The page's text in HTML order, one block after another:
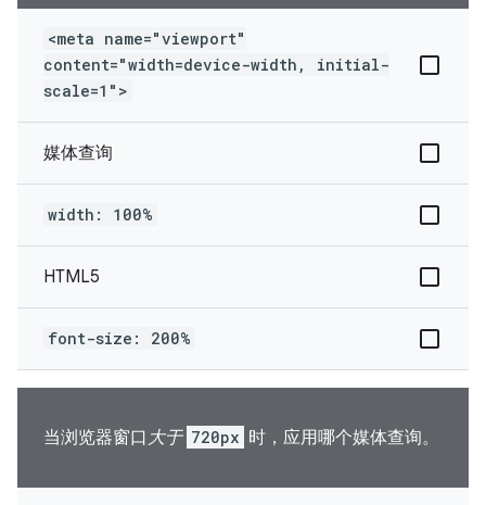
<meta name="viewport"
content="width=device-width, initial-
scale=1">
媒体查询
width: 100%
HTML5
font-size: 200%
当浏览器窗口 大于 720px 时，应用哪个媒体查询。